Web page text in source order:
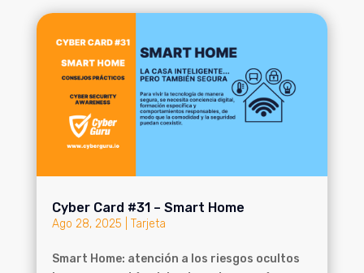
Cyber Card #31 – Smart Home
Ago 28, 2025 Tarjeta
Smart Home: atención a los riesgos ocultos